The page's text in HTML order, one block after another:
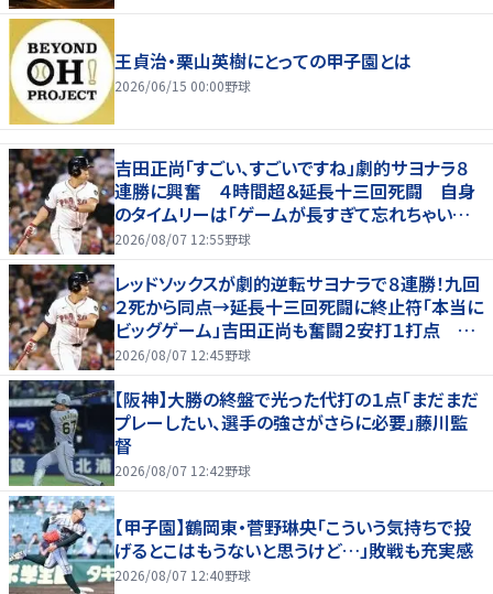
王貞治・栗山英樹にとっての甲子園とは
2026/06/15 00:00野球
吉田正尚「すごい、すごいですね」劇的サヨナラ８
連勝に興奮 ４時間超＆延長十三回死闘 自身
のタイムリーは「ゲームが長すぎて忘れちゃいまし
た」
2026/08/07 12:55野球
レッドソックスが劇的逆転サヨナラで８連勝！九回
２死から同点→延長十三回死闘に終止符「本当に
ビッグゲーム」吉田正尚も奮闘２安打１打点 靴
下対決で驚異のスイープ
2026/08/07 12:45野球
【阪神】大勝の終盤で光った代打の１点「まだまだ
プレーしたい、選手の強さがさらに必要」藤川監
督
2026/08/07 12:42野球
【甲子園】鶴岡東・菅野琳央「こういう気持ちで投
げるとこはもうないと思うけど…」敗戦も充実感
2026/08/07 12:40野球